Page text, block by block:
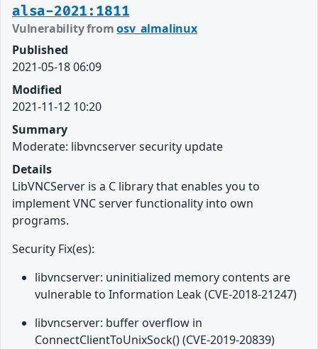
alsa-2021:1811
Vulnerability fromosv_almalinux
Published
2021-05-18 06:09
Modified
2021-11-12 10:20
Summary
Moderate: libvncserver security update
Details
LibVNCServer is a C library that enables you to
implement VNC server functionality into own
programs.
Security Fix(es):
libvncserver: uninitialized memory contents are
vulnerable to Information Leak (CVE-2018-21247)
libvncserver: buffer overflow in
ConnectClientToUnixSock() (CVE-2019-20839)